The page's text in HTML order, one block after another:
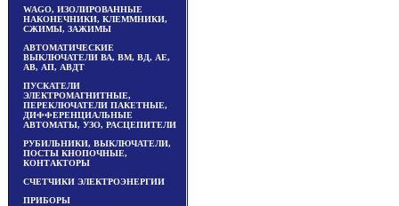
WAGO, ИЗОЛИРОВАННЫЕ
НАКОНЕЧНИКИ, КЛЕММНИКИ,
СЖИМЫ, ЗАЖИМЫ
АВТОМАТИЧЕСКИЕ
ВЫКЛЮЧАТЕЛИ ВА, ВМ, ВД, АЕ,
АВ, АП, АВДТ
ПУСКАТЕЛИ
ЭЛЕКТРОМАГНИТНЫЕ,
ПЕРЕКЛЮЧАТЕЛИ ПАКЕТНЫЕ,
ДИФФЕРЕНЦИАЛЬНЫЕ
АВТОМАТЫ, УЗО, РАСЦЕПИТЕЛИ
РУБИЛЬНИКИ, ВЫКЛЮЧАТЕЛИ,
ПОСТЫ КНОПОЧНЫЕ,
КОНТАКТОРЫ
СЧЕТЧИКИ ЭЛЕКТРОЭНЕРГИИ
ПРИБОРЫ